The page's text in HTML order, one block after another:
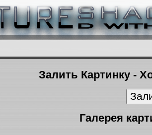
Залить Картинку -
Галерея